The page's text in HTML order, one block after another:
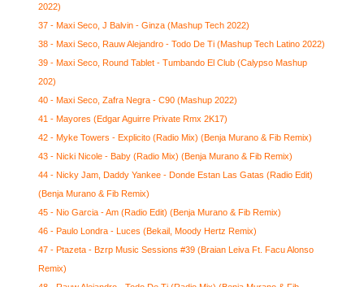
2022)
37 - Maxi Seco, J Balvin - Ginza (Mashup Tech 2022)
38 - Maxi Seco, Rauw Alejandro - Todo De Ti (Mashup Tech Latino 2022)
39 - Maxi Seco, Round Tablet - Tumbando El Club (Calypso Mashup
202)
40 - Maxi Seco, Zafra Negra - C90 (Mashup 2022)
41 - Mayores (Edgar Aguirre Private Rmx 2K17)
42 - Myke Towers - Explicito (Radio Mix) (Benja Murano & Fib Remix)
43 - Nicki Nicole - Baby (Radio Mix) (Benja Murano & Fib Remix)
44 - Nicky Jam, Daddy Yankee - Donde Estan Las Gatas (Radio Edit)
(Benja Murano & Fib Remix)
45 - Nio Garcia - Am (Radio Edit) (Benja Murano & Fib Remix)
46 - Paulo Londra - Luces (Bekail, Moody Hertz Remix)
47 - Ptazeta - Bzrp Music Sessions #39 (Braian Leiva Ft. Facu Alonso
Remix)